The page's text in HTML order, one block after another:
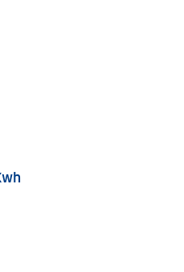
kW, Elektrisch, 5 deuren